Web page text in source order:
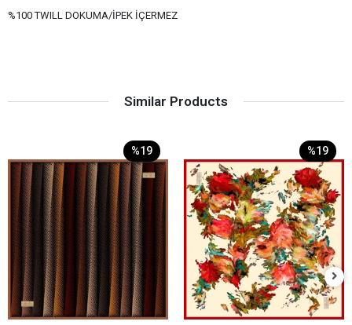
%100 TWILL DOKUMA/İPEK İÇERMEZ
Similar Products
%19 %19